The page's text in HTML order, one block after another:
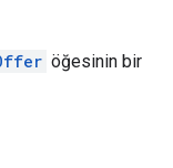
öğesinin bir